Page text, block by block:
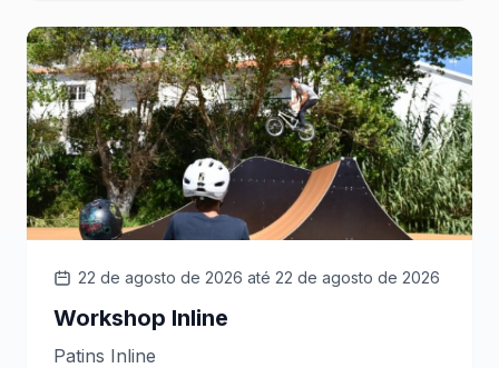
22 de agosto de 2026 até 22 de agosto de 2026
Workshop Inline
Patins Inline